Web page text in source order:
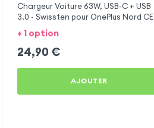
Chargeur Voiture 63W, USB-C + USB
3.0 - Swissten pour OnePlus Nord CE
5G
+ 1 option
24,90 €
AJOUTER